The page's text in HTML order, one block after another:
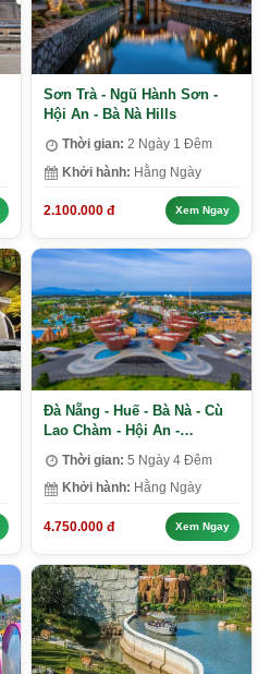
Sơn Trà - Ngũ Hành Sơn -
Hội An - Bà Nà Hills
Thời gian: 2 Ngày 1 Đêm
Khởi hành: Hằng Ngày
2.100.000 đ Xem Ngay
Đà Nẵng - Huế - Bà Nà - Cù
Lao Chàm - Hội An -
Vinpearl Nam Hội An
Thời gian: 5 Ngày 4 Đêm
Khởi hành: Hằng Ngày
4.750.000 đ Xem Ngay